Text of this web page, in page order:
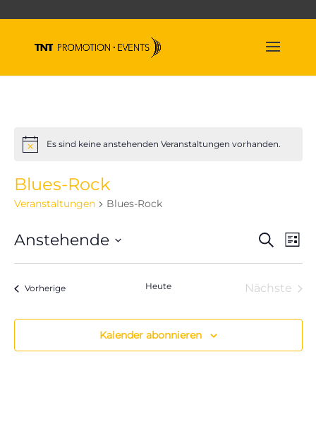
HinweisEs sind keine anstehenden Veranstaltungen vorhanden.
Blues-Rock
Veranstaltungen Blues-Rock
Suche
Liste
Anstehende
VorherigeVeranstaltungen Heute
Nächste
Kalender abonnieren